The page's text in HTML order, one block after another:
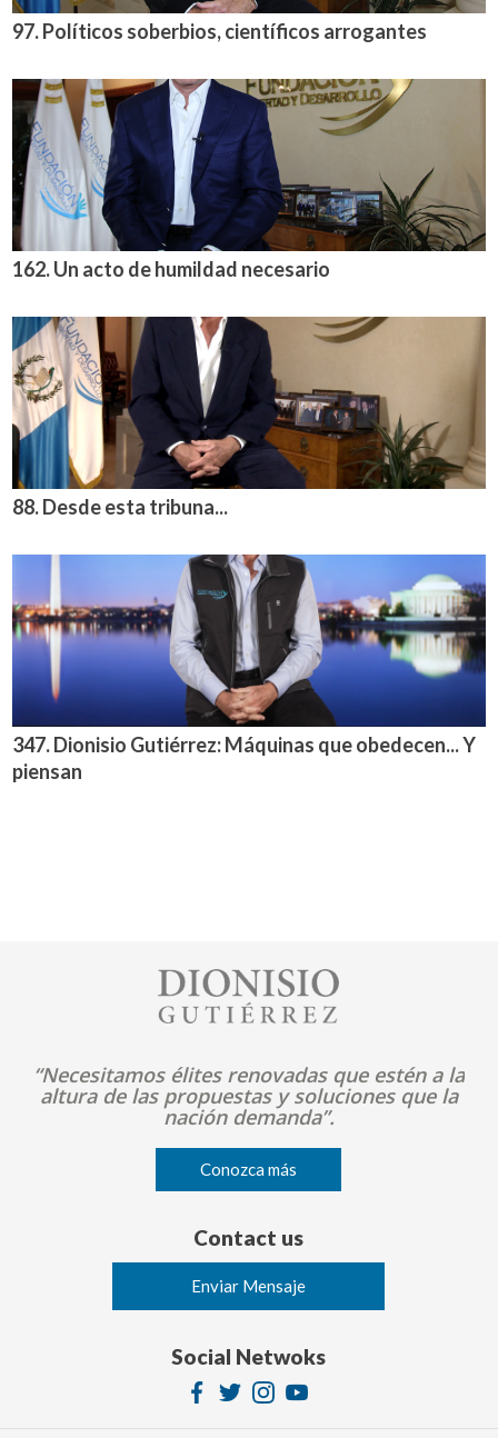
97. Políticos soberbios, científicos arrogantes
162. Un acto de humildad necesario
88. Desde esta tribuna...
347. Dionisio Gutiérrez: Máquinas que obedecen... Y
piensan
“Necesitamos élites renovadas que estén a la
altura de las propuestas y soluciones que la
nación demanda”.
Conozca más
Contact us
Enviar Mensaje
Social Netwoks
ImageImageImageImage